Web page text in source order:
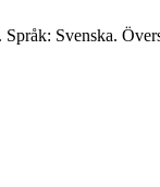
Svenska.